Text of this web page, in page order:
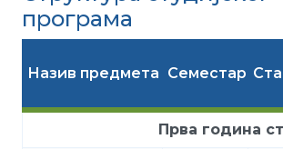
програма
Назив предмета Семестар
Прва година